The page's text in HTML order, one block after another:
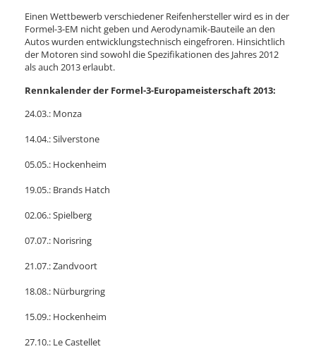
Einen Wettbewerb verschiedener Reifenhersteller wird es in der
Formel-3-EM nicht geben und Aerodynamik-Bauteile an den
Autos wurden entwicklungstechnisch eingefroren. Hinsichtlich
der Motoren sind sowohl die Spezifikationen des Jahres 2012
als auch 2013 erlaubt.
Rennkalender der Formel-3-Europameisterschaft 2013:
24.03.: Monza
14.04.: Silverstone
05.05.: Hockenheim
19.05.: Brands Hatch
02.06.: Spielberg
07.07.: Norisring
21.07.: Zandvoort
18.08.: Nürburgring
15.09.: Hockenheim
27.10.: Le Castellet